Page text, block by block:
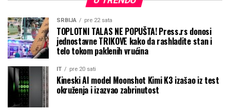
SRBIJA pre 22 sata
TOPLOTNI TALAS NE POPUŠTA! Press.rs donosi
jednostavne TRIKOVE kako da rashladite stan i
telo tokom paklenih vrućina
IT pre 20 sati
Kineski AI model Moonshot Kimi K3 izašao iz test
okruženja i izazvao zabrinutost